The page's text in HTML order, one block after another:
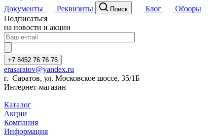
Документы
Реквизиты Поиск Блог
Обзоры
Подписаться
на новости и акции
+7 8452 76 76 76
erasaratov@yandex.ru
г. Саратов, ул. Московское шоссе, 35/1Б
Интернет-магазин
Каталог
Акции
Компания
Информация